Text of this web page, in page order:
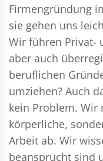
Firmengründung
sie gehen uns
Wir führen Privat-
aber auch
beruflichen
umziehen? Auch
kein Problem.
körperliche,
Arbeit ab. Wir
beansprucht sind